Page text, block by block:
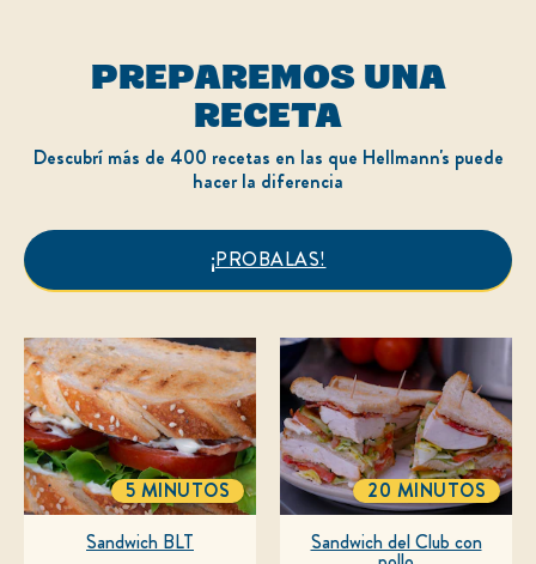
PREPAREMOS UNA
RECETA
Descubrí más de 400 recetas en las que Hellmann's puede
hacer la diferencia
¡PROBALAS!
Sandwich BLT
TOTALTIME
5 MINUTOS
Sandwich del Club con
TOTALTIME
20 MINUTOS